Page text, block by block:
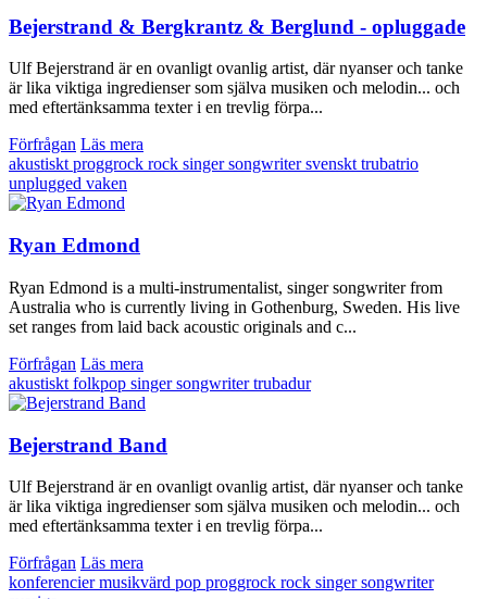
Bejerstrand & Bergkrantz & Berglund - opluggade
Ulf Bejerstrand är en ovanligt ovanlig artist, där nyanser och tanke
är lika viktiga ingredienser som själva musiken och melodin... och
med eftertänksamma texter i en trevlig förpa...
Förfrågan Läs mera
akustisktproggrock rock singer songwritersvenskttrubatrio
unplugged vaken
Ryan Edmond
Ryan Edmond is a multi-instrumentalist, singer songwriter from
Australia who is currently living in Gothenburg, Sweden. His live
set ranges from laid back acoustic originals and c...
Förfrågan Läs mera
akustiskt folkpop singer songwritertrubadur
Bejerstrand Band
Ulf Bejerstrand är en ovanligt ovanlig artist, där nyanser och tanke
är lika viktiga ingredienser som själva musiken och melodin... och
med eftertänksamma texter i en trevlig förpa...
Förfrågan Läs mera
konferenciermusikvärd pop proggrock rock singer songwriter